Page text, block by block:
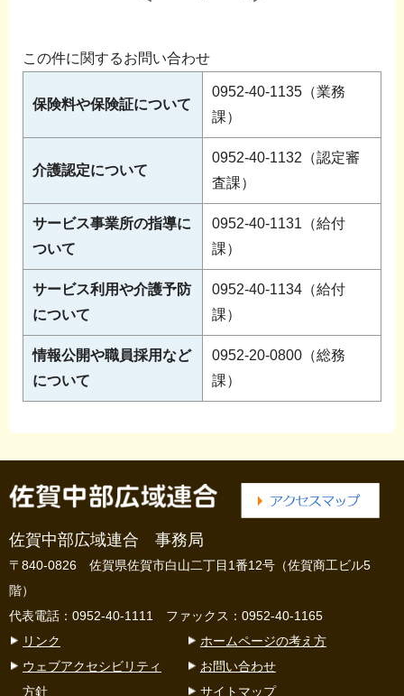
この件に関するお問い合わせ
保険料や保険証について
0952-40-1135（業務
課）
介護認定について
0952-40-1132（認定審
査課）
サービス事業所の指導に
ついて
0952-40-1131（給付
課）
サービス利用や介護予防
について
0952-40-1134（給付
課）
情報公開や職員採用など
について
0952-20-0800（総務
課）
佐賀中部広域連合 事務局
〒840-0826 佐賀県佐賀市白山二丁目1番12号（佐賀商工ビル5
階）
代表電話：0952-40-1111 ファックス：0952-40-1165
リンク
ホームページの考え方
ウェブアクセシビリティ
方針
お問い合わせ
サイトマップ